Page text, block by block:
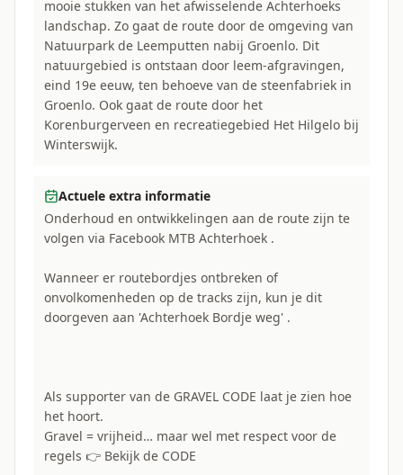
mooie stukken van het afwisselende Achterhoeks
landschap. Zo gaat de route door de omgeving van
Natuurpark de Leemputten nabij Groenlo. Dit
natuurgebied is ontstaan door leem-afgravingen,
eind 19e eeuw, ten behoeve van de steenfabriek in
Groenlo. Ook gaat de route door het
Korenburgerveen en recreatiegebied Het Hilgelo bij
Winterswijk.
Actuele extra informatie
Onderhoud en ontwikkelingen aan de route zijn te
volgen via Facebook MTB Achterhoek .
Wanneer er routebordjes ontbreken of
onvolkomenheden op de tracks zijn, kun je dit
doorgeven aan 'Achterhoek Bordje weg' .
Als supporter van de GRAVEL CODE laat je zien hoe
het hoort.
Gravel = vrijheid… maar wel met respect voor de
regels 👉 Bekijk de CODE